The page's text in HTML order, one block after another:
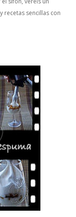
recetas sencillas con